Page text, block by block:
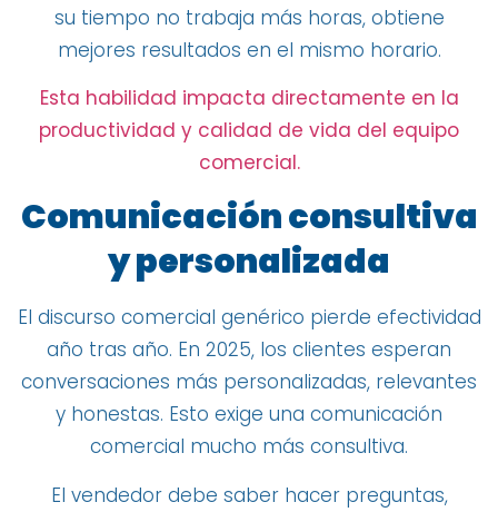
su tiempo no trabaja más horas, obtiene
mejores resultados en el mismo horario.
Esta habilidad impacta directamente en la
productividad y calidad de vida del equipo
comercial.
Comunicación consultiva
y personalizada
El discurso comercial genérico pierde efectividad
año tras año. En 2025, los clientes esperan
conversaciones más personalizadas, relevantes
y honestas. Esto exige una comunicación
comercial mucho más consultiva.
El vendedor debe saber hacer preguntas,